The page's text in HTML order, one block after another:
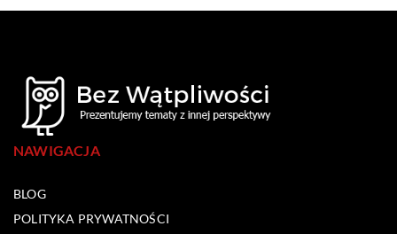
NAWIGACJA
BLOG
POLITYKA PRYWATNOŚCI